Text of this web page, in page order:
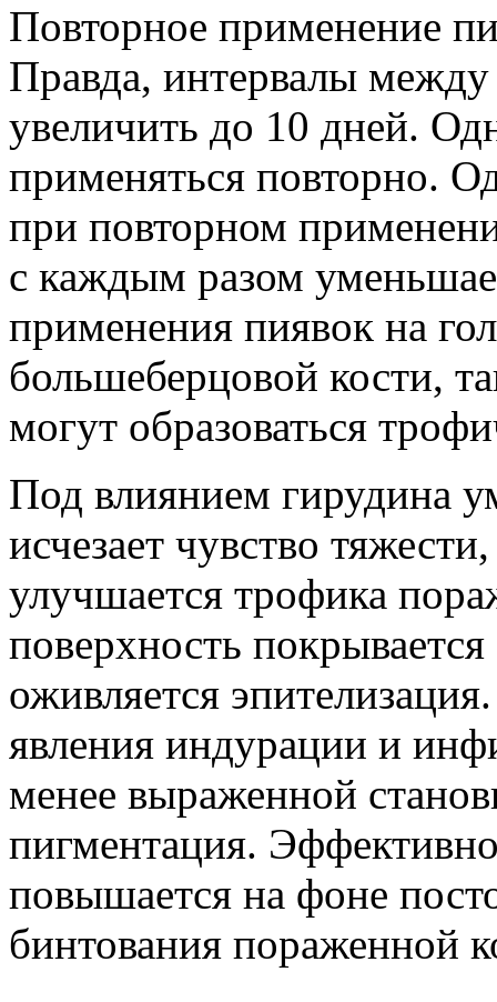
Повторное применение
Правда, интервалы
увеличить до 10 дней.
применяться повторно.
при повторном
с каждым разом
применения пиявок на
большеберцовой кости,
могут образоваться
Под влиянием гирудина
исчезает чувство
улучшается трофика
поверхность
оживляется
явления индурации и
менее выраженной
пигментация.
повышается на фоне
бинтования пораженной